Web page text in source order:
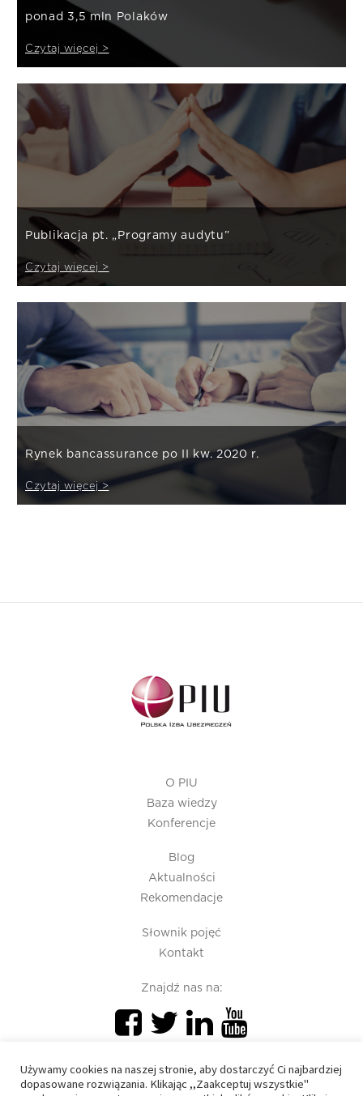
ponad 3,5 mln Polaków
Czytaj więcej >
Publikacja pt. „Programy audytu”
Czytaj więcej >
Rynek bancassurance po II kw. 2020 r.
Czytaj więcej >
O PIU
Baza wiedzy
Konferencje
Blog
Aktualności
Rekomendacje
Słownik pojęć
Kontakt
Znajdź nas na:
Używamy cookies na naszej stronie, aby dostarczyć Ci najbardziej
dopasowane rozwiązania. Klikając ,,Zaakceptuj wszystkie"